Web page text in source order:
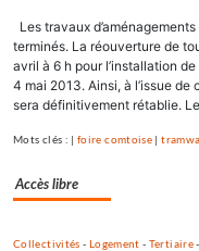
Les travaux
terminés. La réouverture de
avril à 6 h pour l’installation
4 mai 2013. Ainsi, à l’issue
sera définitivement rétablie.
Mots clés : |foire comtoise |
Accès libre
Collectivités - Logement - Tertiaire